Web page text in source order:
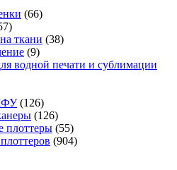
(66)
ткани (38)
(9)
водной печати и сублимации
(126)
(126)
плоттеры (55)
(904)